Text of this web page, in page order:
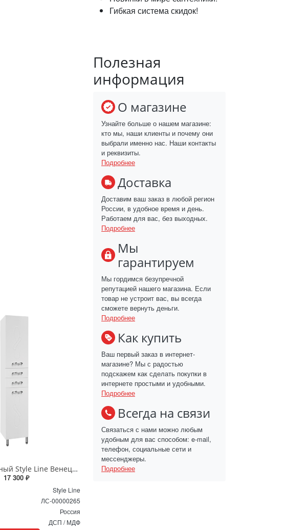
Пенал напольный Style Line Венеция 36 2 ящика белый ЛС-00000265
17 300 ₽
Style Line
ЛС-00000265
Россия
ДСП / МДФ
Гибкая система скидок!
Полезная
информация
О магазине
Узнайте больше о нашем магазине:
кто мы, наши клиенты и почему они
выбрали именно нас. Наши контакты
и реквизиты.
Подробнее
Доставка
Доставим ваш заказ в любой регион
России, в удобное время и день.
Работаем для вас, без выходных.
Подробнее
Мы
гарантируем
Мы гордимся безупречной
репутацией нашего магазина. Если
товар не устроит вас, вы всегда
сможете вернуть деньги.
Подробнее
Как купить
Ваш первый заказ в интернет-
магазине? Мы с радостью
подскажем как сделать покупки в
интернете простыми и удобными.
Подробнее
Всегда на связи
Связаться с нами можно любым
удобным для вас способом: e-mail,
телефон, социальные сети и
мессенджеры.
Подробнее